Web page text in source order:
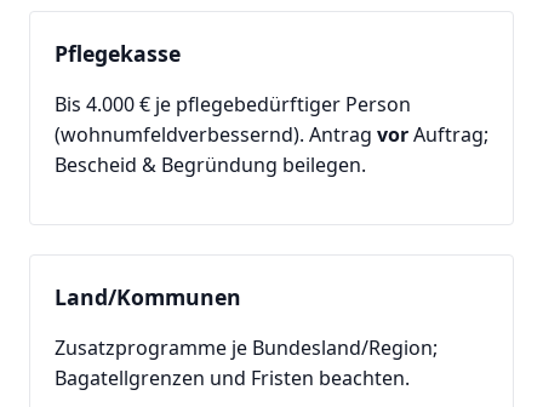
Pflegekasse
Bis 4.000 € je pflegebedürftiger Person
(wohnumfeldverbessernd). Antrag vorAuftrag;
Bescheid & Begründung beilegen.
Land/Kommunen
Zusatzprogramme je Bundesland/Region;
Bagatellgrenzen und Fristen beachten.